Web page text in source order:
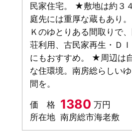
民家住宅。 ★敷地は約３
庭先には重厚な蔵もあり
Ｋのゆとりある間取りで
荘利用、古民家再生・Ｄ
にもおすすめ。 ★周辺は
な住環境。南房総らしい
間を。
価 格 1380 万円
所在地 南房総市海老敷